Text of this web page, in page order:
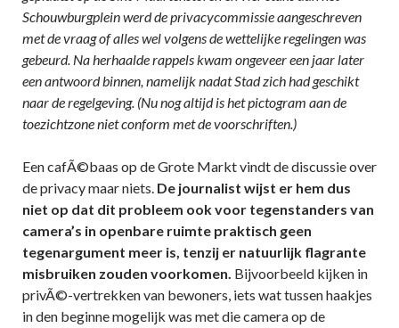
Schouwburgplein werd de privacycommissie aangeschreven
met de vraag of alles wel volgens de wettelijke regelingen was
gebeurd. Na herhaalde rappels kwam ongeveer een jaar later
een antwoord binnen, namelijk nadat Stad zich had geschikt
naar de regelgeving. (Nu nog altijd is het pictogram aan de
toezichtzone niet conform met de voorschriften.)
Een cafÃ©baas op de Grote Markt vindt de discussie over
de privacy maar niets. De journalist wijst er hem dus
niet op dat dit probleem ook voor tegenstanders van
camera’s in openbare ruimte praktisch geen
tegenargument meer is, tenzij er natuurlijk flagrante
misbruiken zouden voorkomen. Bijvoorbeeld kijken in
privÃ©-vertrekken van bewoners, iets wat tussen haakjes
in den beginne mogelijk was met die camera op de